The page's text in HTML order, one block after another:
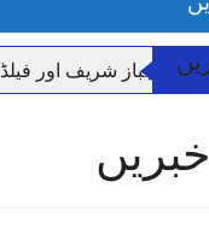
شہباز شریف اور
نامی شہری کا
راولپنڈی کیپٹن(ر)
خبریں